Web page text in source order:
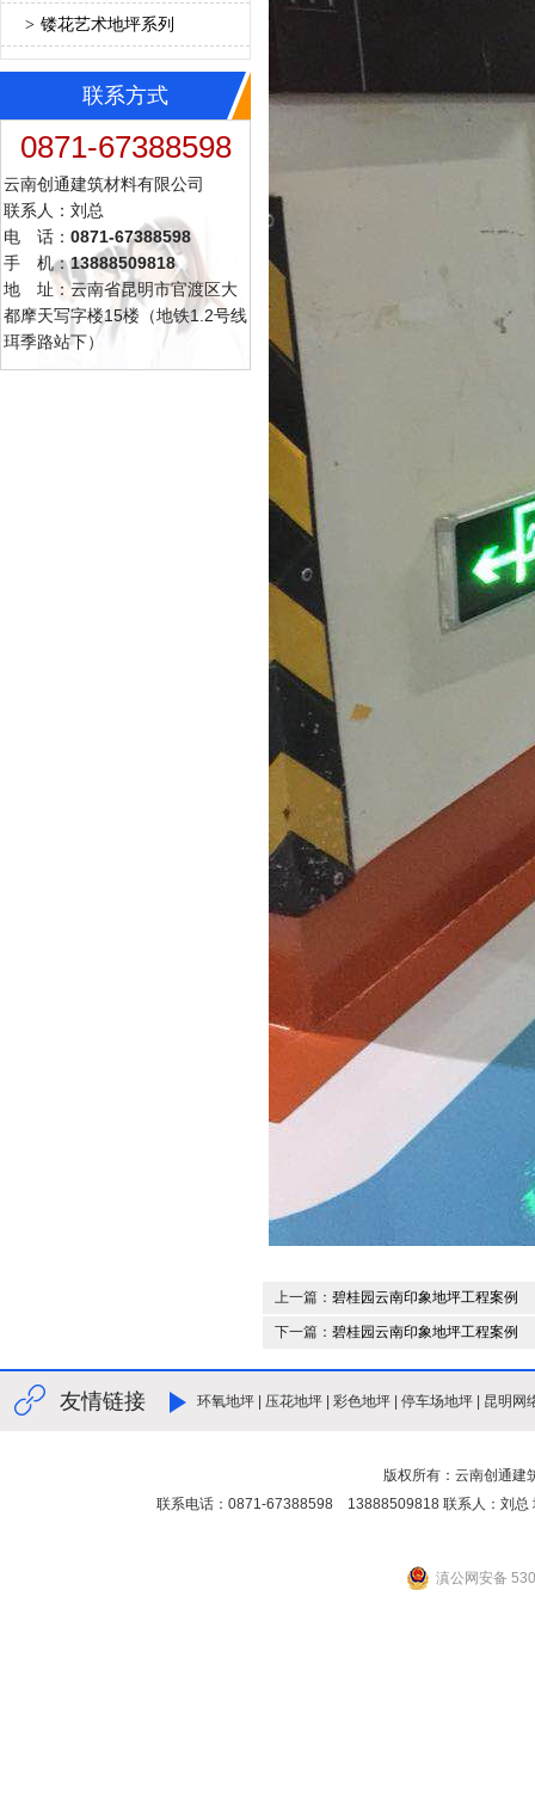
> 镂花艺术地坪系列
联系方式
0871-67388598
云南创通建筑材料有限公司
联系人：刘总
电 话： 0871-67388598
手 机：13888509818
地 址：云南省昆明市官渡区大
都摩天写字楼15楼（地铁1.2号线
珥季路站下）
上一篇： 碧桂园云南印象地坪工程案例
下一篇： 碧桂园云南印象地坪工程案例
友情链接 环氧地坪 压花地坪 彩色地坪 停车场地坪 昆明网
版权所有：云南创通建
联系电话：0871-67388598 13888509818 联系人：刘总
滇公网安备